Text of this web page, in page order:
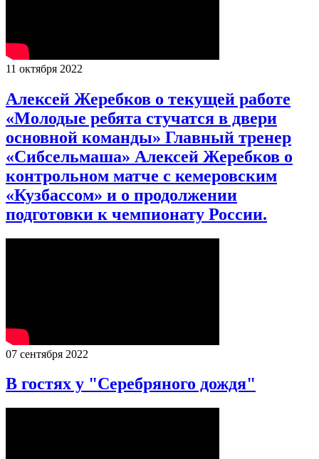
11 октября 2022
Алексей Жеребков о текущей работе
«Молодые ребята стучатся в двери
основной команды» Главный тренер
«Сибсельмаша» Алексей Жеребков о
контрольном матче с кемеровским
«Кузбассом» и о продолжении
подготовки к чемпионату России.
07 сентября 2022
В гостях у "Серебряного дождя"